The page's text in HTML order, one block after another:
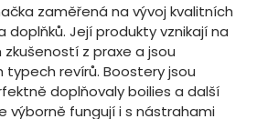
zaměřená na vývoj kvalitních
doplňků. Její produkty vznikají na
z praxe a jsou
revírů. Boostery jsou
doplňovaly boilies a další
výborně fungují i s nástrahami